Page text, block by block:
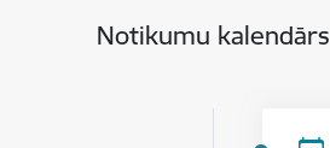
Notikumu kalendārs